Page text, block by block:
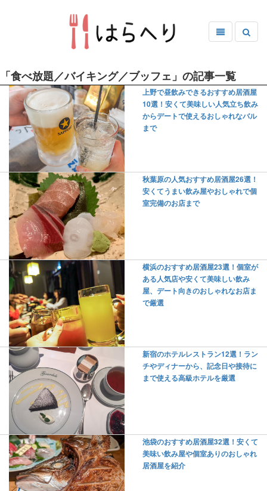
「食べ放題／バイキング／ブッフェ」の記事一覧
上野で昼飲みできるおすすめ居酒屋
10選！安くて美味しい人気立ち飲み
からデートで使えるおしゃれなバル
まで
秋葉原の人気おすすめ居酒屋26選！
安くてうまい飲み屋やおしゃれで個
室完備のお店まで
横浜のおすすめ居酒屋23選！個室が
ある人気店や安くて美味しい飲み
屋、デート向きのおしゃれなお店ま
で厳選
新宿のホテルレストラン12選！ラン
チやディナーから、記念日や接待に
まで使える高級ホテルを厳選
池袋のおすすめ居酒屋32選！安くて
美味い飲み屋や個室ありのおしゃれ
居酒屋を紹介